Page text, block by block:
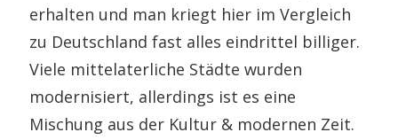
erhalten und man kriegt hier im Vergleich
zu Deutschland fast alles eindrittel billiger.
Viele mittelaterliche Städte wurden
modernisiert, allerdings ist es eine
Mischung aus der Kultur & modernen Zeit.